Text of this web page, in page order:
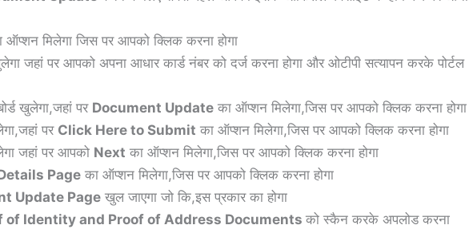
मिलेगा जिस पर आपको क्लिक करना होगा
जहां पर आपको अपना आधार कार्ड नंबर को दर्ज करना होगा और ओटीपी सत्यापन करके पोर्टल
खुलेगा,जहां पर Document Update का ऑप्शन मिलेगा,जिस पर आपको क्लिक करना होगा
पर Click Here to Submit का ऑप्शन मिलेगा,जिस पर आपको क्लिक करना होगा
जहां पर आपको Next का ऑप्शन मिलेगा,जिस पर आपको क्लिक करना होगा
Page का ऑप्शन मिलेगा,जिस पर आपको क्लिक करना होगा
Update Page खुल जाएगा जो कि,इस प्रकार का होगा
of Identity and Proof of Address Documents को स्कैन करके अपलोड करना